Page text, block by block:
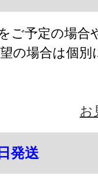
ご予定の場合
の場合は個別
お
発送